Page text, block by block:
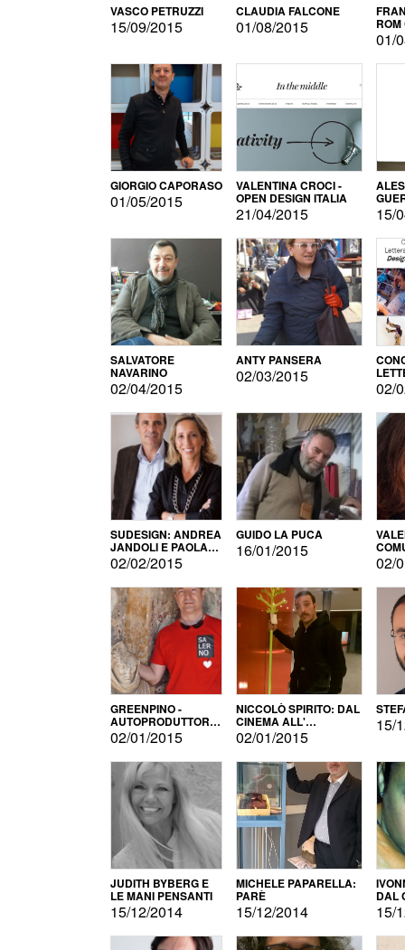
VASCO PETRUZZI
15/09/2015
CLAUDIA FALCONE
01/08/2015
01/
GIORGIO CAPORASO
01/05/2015
VALENTINA CROCI -
OPEN DESIGN ITALIA
21/04/2015 15/
SALVATORE
NAVARINO
02/04/2015
ANTY PANSERA
02/03/2015
02/
SUDESIGN: ANDREA
JANDOLI E PAOLA
PISAPIA
02/02/2015
GUIDO LA PUCA
16/01/2015
02/
GREENPINO -
AUTOPRODUTTORE
PER AMORE
02/01/2015
NICCOLÒ SPIRITO: DAL
CINEMA ALL'
AUTOPRODUZIONE
02/01/2015
15/
JUDITH BYBERG E
LE MANI PENSANTI
15/12/2014
MICHELE PAPARELLA:
PARÈ
15/12/2014
DAL
15/